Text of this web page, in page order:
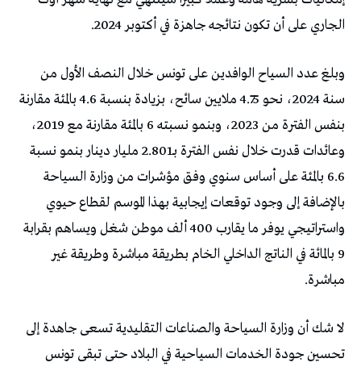
الجاري على أن تكون نتائجه جاهزة في أكتوبر 2024.
وبلغ عدد السياح الوافدين على تونس خلال النصف الأول من
سنة 2024، نحو 4.75 ملايين سائح، بزيادة بنسبة 4.6 بالمئة مقارنة
بنفس الفترة من 2023، وبنمو نسبته 6 بالمئة مقارنة مع 2019،
وعائدات قدرت خلال نفس الفترة بـ2.801 مليار دينار بنمو نسبة
6.6 بالمئة على أساس سنوي وفق مؤشرات من وزارة السياحة
بالإضافة إلى وجود توقعات إيجابية بهذا الموسم لقطاع حيوي
واستراتيجي يوفر ما يقارب 400 ألف موطن شغل ويساهم بقرابة
9 بالمائة في الناتج الداخلي الخام بطريقة مباشرة وطريقة غير
مباشرة.
لا شك أن وزارة السياحة والصناعات التقليدية تسعى جاهدة إلى
تحسين جودة الخدمات السياحية في البلاد حتى تبقى تونس